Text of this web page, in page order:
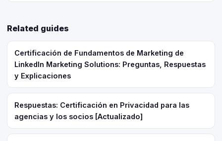
Related guides
Certificación de Fundamentos de Marketing de
LinkedIn Marketing Solutions: Preguntas, Respuestas
y Explicaciones
Respuestas: Certificación en Privacidad para las
agencias y los socios [Actualizado]